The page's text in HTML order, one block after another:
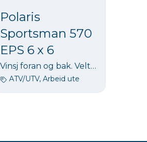
Polaris
Sportsman 570
EPS 6 x 6
Vinsj foran og bak. Veltebøyle. Hengerfeste Tilhenger: Maks tilhengervekt 830 kg
ATV/UTV, Arbeid ute